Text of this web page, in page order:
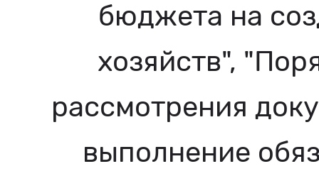
бюджета на
хозяйств",
рассмотрения
выполнение